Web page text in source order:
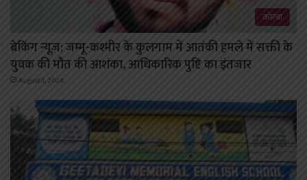
कोरबा
ब्रेकिंग न्यूज़: जम्मू-कश्मीर के कुलगाम में आतंकी हमले में सक्ती के
युवक की मौत की आशंका, आधिकारिक पुष्टि का इंतजार
August 1, 2026